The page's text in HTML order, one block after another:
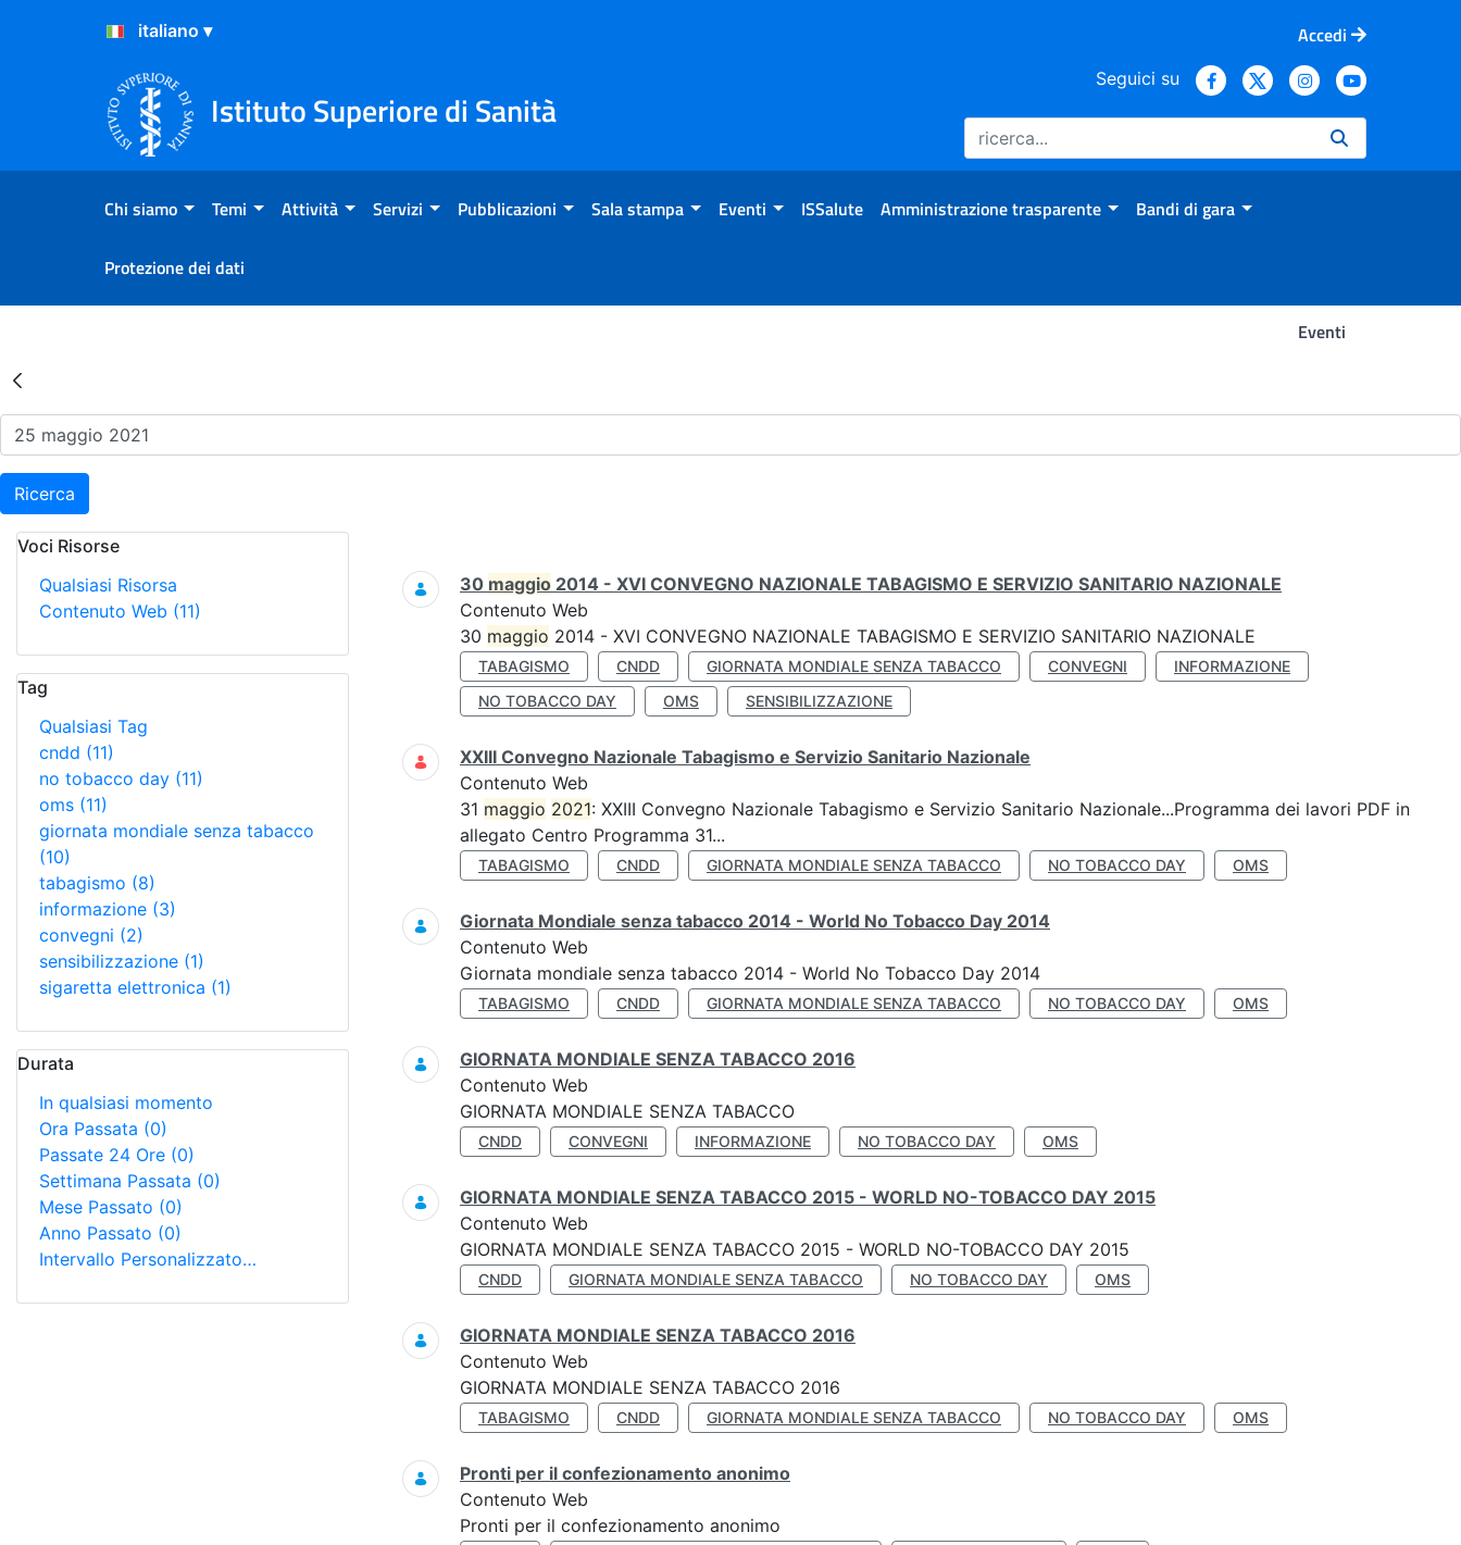
Salta al Contenuto
Salta al Footer
Accedi
Istituto Superiore di Sanità
Seguici su
Chi siamo Temi Attività Servizi Pubblicazioni Sala stampa Eventi ISSalute Amministrazione trasparente Bandi di gara
Protezione dei dati
Eventi
Risultati della Ricerca - Eventi
Ricerca
Voci Risorse
Qualsiasi Risorsa
Contenuto Web (11)
Tag
Qualsiasi Tag
cndd (11)
no tobacco day (11)
oms (11)
giornata mondiale senza tabacco
(10)
tabagismo (8)
informazione (3)
convegni (2)
sensibilizzazione (1)
sigaretta elettronica (1)
Durata
In qualsiasi momento
Ora Passata (0)
Passate 24 Ore (0)
Settimana Passata (0)
Mese Passato (0)
Anno Passato (0)
Intervallo Personalizzato…
Ricerca
30 maggio 2014 - XVI CONVEGNO NAZIONALE TABAGISMO E SERVIZIO SANITARIO NAZIONALE
Contenuto Web
30 maggio 2014 - XVI CONVEGNO NAZIONALE TABAGISMO E SERVIZIO SANITARIO NAZIONALE
TABAGISMO CNDD GIORNATA MONDIALE SENZA TABACCO CONVEGNI
INFORMAZIONE
NO TOBACCO DAY
OMS SENSIBILIZZAZIONE
XXIII Convegno Nazionale Tabagismo e Servizio Sanitario Nazionale
Contenuto Web
31 maggio 2021: XXIII Convegno Nazionale Tabagismo e Servizio Sanitario Nazionale...Programma dei lavori PDF in
allegato Centro Programma 31...
TABAGISMO CNDD GIORNATA MONDIALE SENZA TABACCO NO TOBACCO DAY OMS
Giornata Mondiale senza tabacco 2014 - World No Tobacco Day 2014
Contenuto Web
Giornata mondiale senza tabacco 2014 - World No Tobacco Day 2014
TABAGISMO CNDD GIORNATA MONDIALE SENZA TABACCO NO TOBACCO DAY OMS
GIORNATA MONDIALE SENZA TABACCO 2016
Contenuto Web
GIORNATA MONDIALE SENZA TABACCO
CNDD CONVEGNI INFORMAZIONE NO TOBACCO DAY OMS
GIORNATA MONDIALE SENZA TABACCO 2015 - WORLD NO-TOBACCO DAY 2015
Contenuto Web
GIORNATA MONDIALE SENZA TABACCO 2015 - WORLD NO-TOBACCO DAY 2015
CNDD GIORNATA MONDIALE SENZA TABACCO NO TOBACCO DAY OMS
GIORNATA MONDIALE SENZA TABACCO 2016
Contenuto Web
GIORNATA MONDIALE SENZA TABACCO 2016
TABAGISMO CNDD GIORNATA MONDIALE SENZA TABACCO NO TOBACCO DAY OMS
Pronti per il confezionamento anonimo
Contenuto Web
Pronti per il confezionamento anonimo